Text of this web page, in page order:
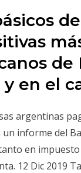
de
en el
argentinas
un informe del
en
12 Dic 2019